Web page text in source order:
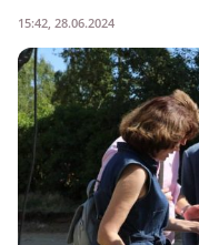
15:42, 28.06.2024